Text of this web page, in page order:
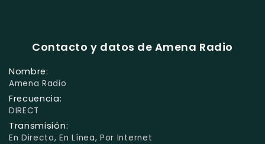
Contacto y datos de Amena Radio
Nombre:
Amena Radio
Frecuencia:
DIRECT
Transmisión:
En Directo, En Línea, Por Internet